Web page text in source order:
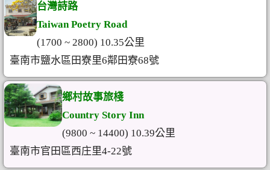
台灣詩路
Taiwan Poetry Road
(1700 ~ 2800) 10.35公里
臺南市鹽水區田寮里6鄰田寮68號
鄉村故事旅棧
Country Story Inn
(9800 ~ 14400) 10.39公里
臺南市官田區西庄里4-22號